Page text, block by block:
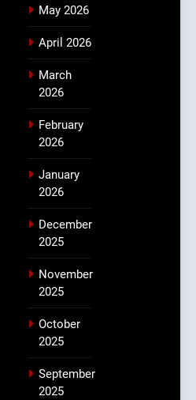
May 2026
April 2026
March
2026
February
2026
January
2026
December
2025
November
2025
October
2025
September
2025